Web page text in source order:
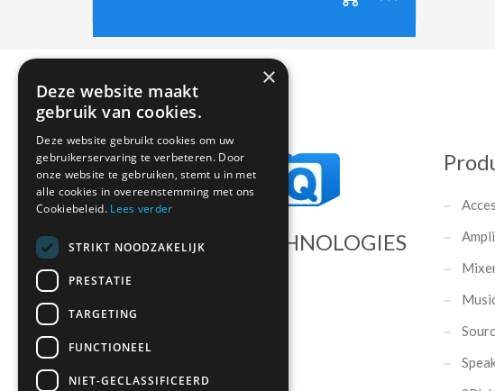
DATEQ AUDIO TECHNOLOGIES
Dateq International BV
The Netherlands
×
Deze website maakt
gebruik van cookies.
Deze website gebruikt cookies om uw
gebruikerservaring te verbeteren. Door
onze website te gebruiken, stemt u in met
alle cookies in overeenstemming met ons
Cookiebeleid. Lees verder
STRIKT NOODZAKELIJK
PRESTATIE
TARGETING
FUNCTIONEEL
NIET-GECLASSIFICEERD